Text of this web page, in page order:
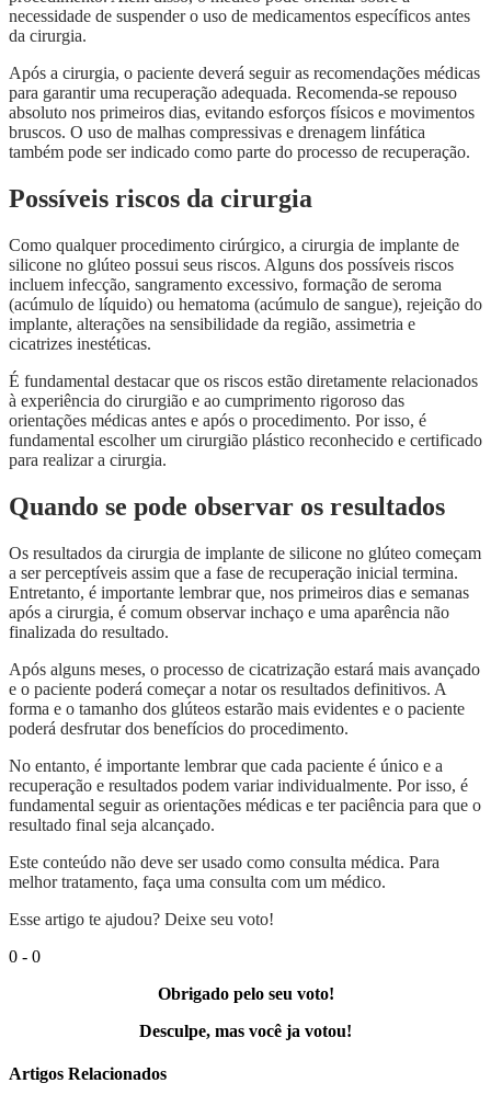
necessidade de suspender o uso de medicamentos específicos antes
da cirurgia.
Após a cirurgia, o paciente deverá seguir as recomendações médicas
para garantir uma recuperação adequada. Recomenda-se repouso
absoluto nos primeiros dias, evitando esforços físicos e movimentos
bruscos. O uso de malhas compressivas e drenagem linfática
também pode ser indicado como parte do processo de recuperação.
Possíveis riscos da cirurgia
Como qualquer procedimento cirúrgico, a cirurgia de implante de
silicone no glúteo possui seus riscos. Alguns dos possíveis riscos
incluem infecção, sangramento excessivo, formação de seroma
(acúmulo de líquido) ou hematoma (acúmulo de sangue), rejeição do
implante, alterações na sensibilidade da região, assimetria e
cicatrizes inestéticas.
É fundamental destacar que os riscos estão diretamente relacionados
à experiência do cirurgião e ao cumprimento rigoroso das
orientações médicas antes e após o procedimento. Por isso, é
fundamental escolher um cirurgião plástico reconhecido e certificado
para realizar a cirurgia.
Quando se pode observar os resultados
Os resultados da cirurgia de implante de silicone no glúteo começam
a ser perceptíveis assim que a fase de recuperação inicial termina.
Entretanto, é importante lembrar que, nos primeiros dias e semanas
após a cirurgia, é comum observar inchaço e uma aparência não
finalizada do resultado.
Após alguns meses, o processo de cicatrização estará mais avançado
e o paciente poderá começar a notar os resultados definitivos. A
forma e o tamanho dos glúteos estarão mais evidentes e o paciente
poderá desfrutar dos benefícios do procedimento.
No entanto, é importante lembrar que cada paciente é único e a
recuperação e resultados podem variar individualmente. Por isso, é
fundamental seguir as orientações médicas e ter paciência para que o
resultado final seja alcançado.
Este conteúdo não deve ser usado como consulta médica. Para
melhor tratamento, faça uma consulta com um médico.
Esse artigo te ajudou? Deixe seu voto!
0 - 0
Obrigado pelo seu voto!
Desculpe, mas você ja votou!
Artigos Relacionados